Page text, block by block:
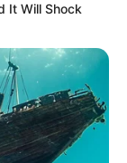
It Will Shock